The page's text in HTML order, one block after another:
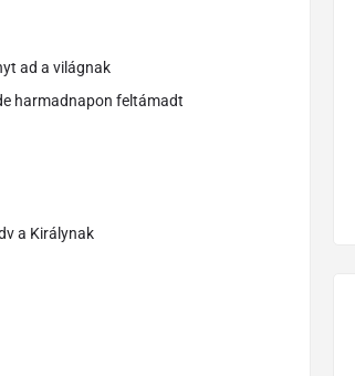
ad a világnak
harmadnapon feltámadt
a Királynak